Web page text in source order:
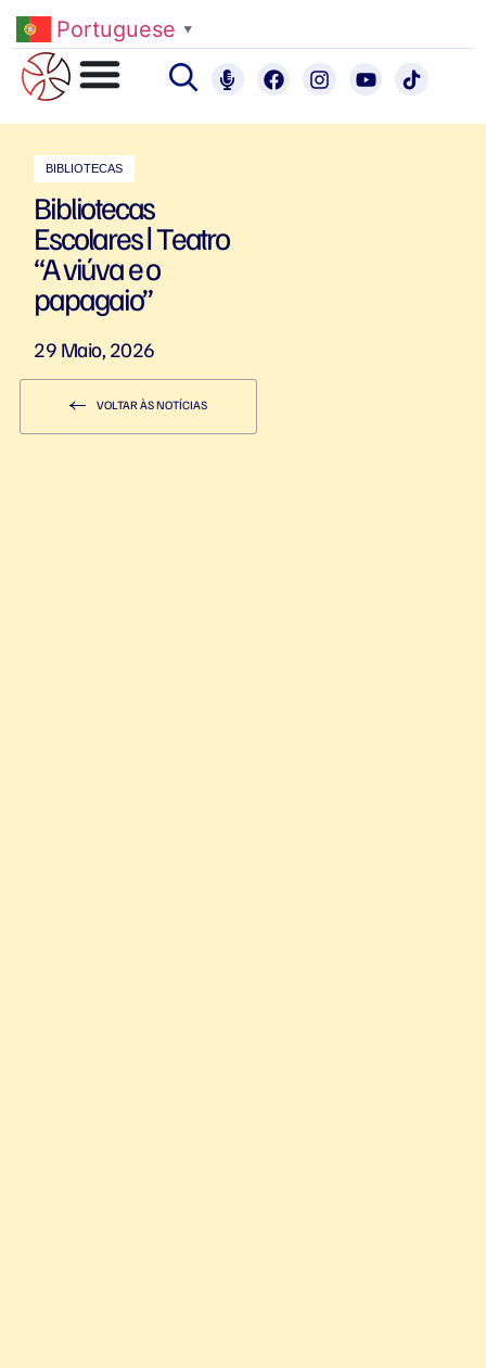
Portuguese ▼
BIBLIOTECAS
Bibliotecas
Escolares ǀ Teatro
“A viúva e o
papagaio”
29 Maio, 2026
VOLTAR ÀS NOTÍCIAS